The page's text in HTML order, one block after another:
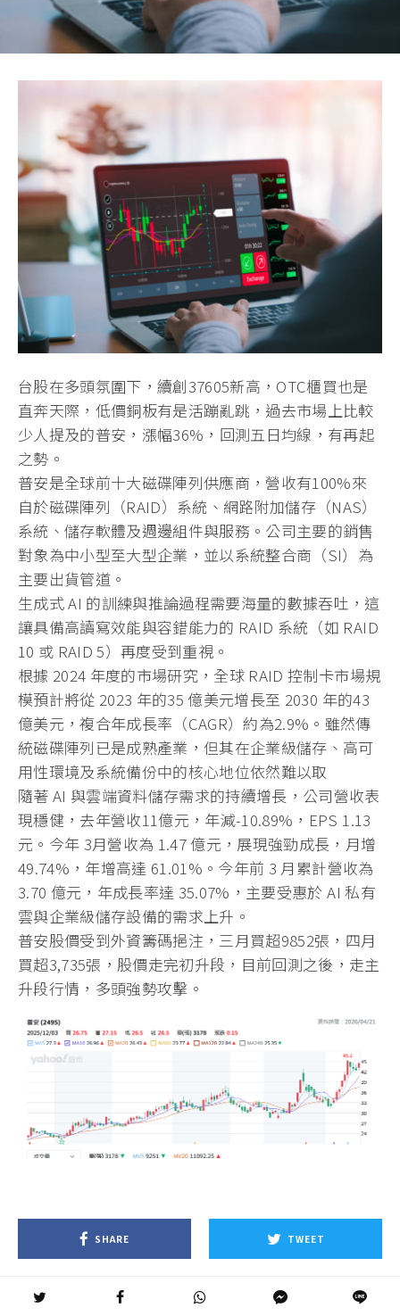
台股在多頭氛圍下，續創37605新高，OTC櫃買也是
直奔天際，低價銅板有是活蹦亂跳，過去市場上比較
少人提及的普安，漲幅36%，回測五日均線，有再起
之勢。
普安是全球前十大磁碟陣列供應商，營收有100%來
自於磁碟陣列（RAID）系統、網路附加儲存（NAS）
系統、儲存軟體及週邊組件與服務。公司主要的銷售
對象為中小型至大型企業，並以系統整合商（SI）為
主要出貨管道。
生成式 AI 的訓練與推論過程需要海量的數據吞吐，這
讓具備高讀寫效能與容錯能力的 RAID 系統（如 RAID
10 或 RAID 5）再度受到重視。
根據 2024 年度的市場研究，全球 RAID 控制卡市場規
模預計將從 2023 年的35 億美元增長至 2030 年的43
億美元，複合年成長率（CAGR）約為2.9%。雖然傳
統磁碟陣列已是成熟產業，但其在企業級儲存、高可
用性環境及系統備份中的核心地位依然難以取
隨著 AI 與雲端資料儲存需求的持續增長，公司營收表
現穩健，去年營收11億元，年減-10.89%，EPS 1.13
元。今年 3月營收為 1.47 億元，展現強勁成長，月增
49.74%，年增高達 61.01%。今年前 3 月累計營收為
3.70 億元，年成長率達 35.07%，主要受惠於 AI 私有
雲與企業級儲存設備的需求上升。
普安股價受到外資籌碼挹注，三月買超9852張，四月
買超3,735張，股價走完初升段，目前回測之後，走主
升段行情，多頭強勢攻擊。
SHARE TWEET
PIN SUBMIT